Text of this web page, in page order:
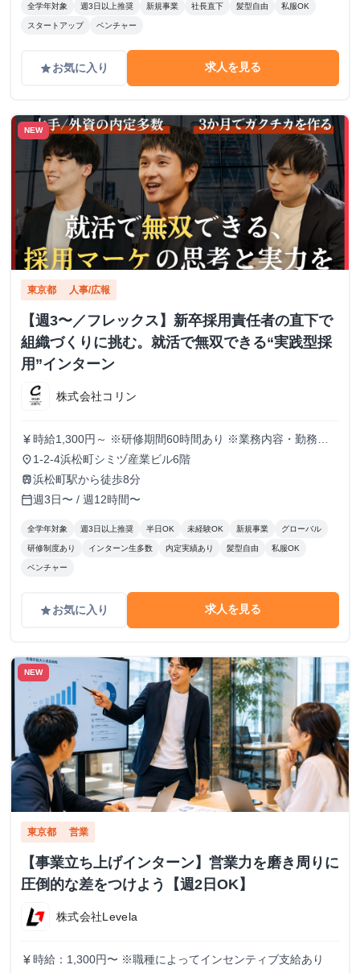
全学年対象 週3日以上推奨 新規事業 社長直下 髪型自由 私服OK
スタートアップ ベンチャー
gradeお気に入り 求人を見る
NEW
東京都 人事/広報
【週3〜／フレックス】新卒採用責任者の直下で
組織づくりに挑む。就活で無双できる“実践型採
用”インターン
株式会社コリン
currency_yen 時給1,300円～ ※研修期間60時間あり ※業務内容・勤務状
況により決定
place 1-2-4浜松町シミヅ産業ビル6階
train浜松町駅から徒歩8分
calendar_today週3日〜 / 週12時間〜
全学年対象 週3日以上推奨 半日OK 未経験OK 新規事業 グローバル
研修制度あり インターン生多数 内定実績あり 髪型自由 私服OK
ベンチャー
gradeお気に入り 求人を見る
NEW
東京都 営業
【事業立ち上げインターン】営業力を磨き周りに
圧倒的な差をつけよう【週2日OK】
株式会社Levela
currency_yen 時給：1,300円〜 ※職種によってインセンティブ支給あり